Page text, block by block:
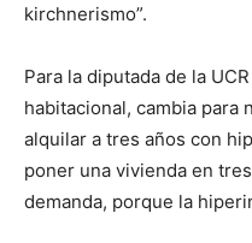
kirchnerismo”.
Para la diputada de la
habitacional, cambia para
alquilar a tres años con
poner una vivienda en
demanda, porque la